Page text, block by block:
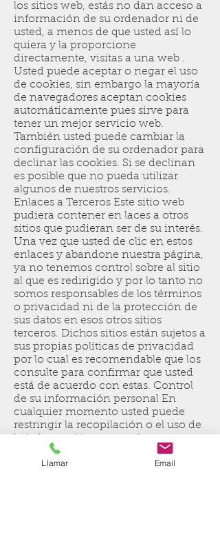
los sitios web, estás no dan acceso a
información de su ordenador ni de
usted, a menos de que usted así lo
quiera y la proporcione
directamente, visitas a una web .
Usted puede aceptar o negar el uso
de cookies, sin embargo la mayoría
de navegadores aceptan cookies
automáticamente pues sirve para
tener un mejor servicio web.
También usted puede cambiar la
configuración de su ordenador para
declinar las cookies. Si se declinan
es posible que no pueda utilizar
algunos de nuestros servicios.
Enlaces a Terceros Este sitio web
pudiera contener en laces a otros
sitios que pudieran ser de su interés.
Una vez que usted de clic en estos
enlaces y abandone nuestra página,
ya no tenemos control sobre al sitio
al que es redirigido y por lo tanto no
somos responsables de los términos
o privacidad ni de la protección de
sus datos en esos otros sitios
terceros. Dichos sitios están sujetos a
sus propias políticas de privacidad
por lo cual es recomendable que los
consulte para confirmar que usted
está de acuerdo con estas. Control
de su información personal En
cualquier momento usted puede
restringir la recopilación o el uso de
proporcionada a nuestro sitio web.
Cada vez que se le solicite rellenar
Llamar Email